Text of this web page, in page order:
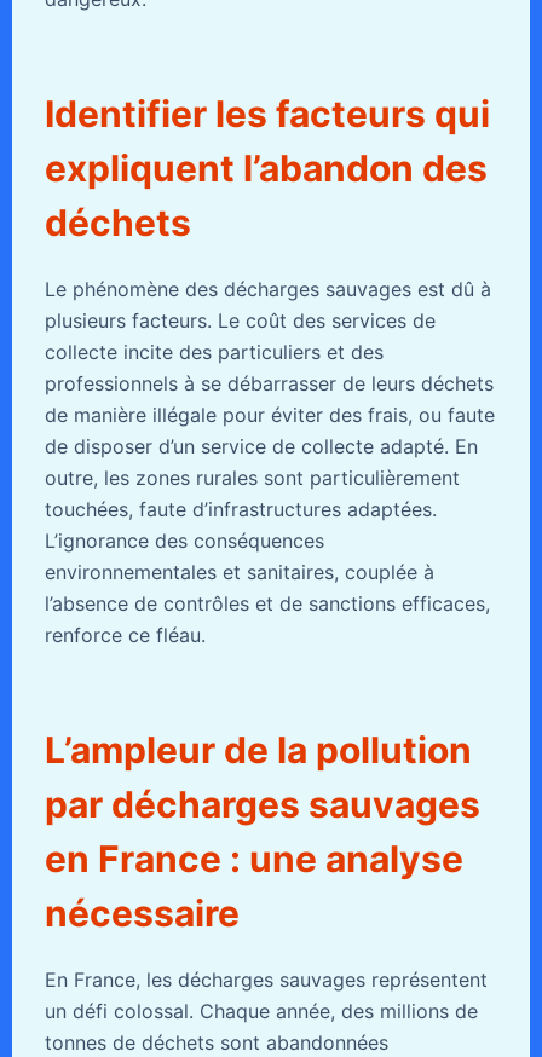
Identifier les facteurs qui
expliquent l’abandon des
déchets
Le phénomène des décharges sauvages est dû à
plusieurs facteurs. Le coût des services de
collecte incite des particuliers et des
professionnels à se débarrasser de leurs déchets
de manière illégale pour éviter des frais, ou faute
de disposer d’un service de collecte adapté. En
outre, les zones rurales sont particulièrement
touchées, faute d’infrastructures adaptées.
L’ignorance des conséquences
environnementales et sanitaires, couplée à
l’absence de contrôles et de sanctions efficaces,
renforce ce fléau.
L’ampleur de la pollution
par décharges sauvages
en France : une analyse
nécessaire
En France, les décharges sauvages représentent
un défi colossal. Chaque année, des millions de
tonnes de déchets sont abandonnées